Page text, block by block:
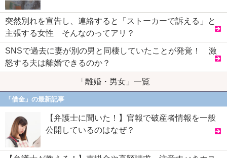
突然別れを宣告し、連絡すると「ストーカーで訴える」と
主張する女性 そんなのってアリ？
SNSで過去に妻が別の男と同棲していたことが発覚！ 激
怒する夫は離婚できるのか？
「離婚・男女」一覧
「借金」の最新記事
【弁護士に聞いた！】官報で破産者情報を一般
公開しているのはなぜ？